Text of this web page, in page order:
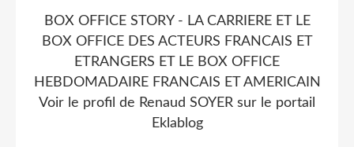
BOX OFFICE STORY - LA CARRIERE ET LE
BOX OFFICE DES ACTEURS FRANCAIS ET
ETRANGERS ET LE BOX OFFICE
HEBDOMADAIRE FRANCAIS ET AMERICAIN
Voir le profil de Renaud SOYER sur le portail
Eklablog